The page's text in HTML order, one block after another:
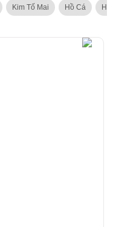
Kim Tố Mai Hồ Cá Hà